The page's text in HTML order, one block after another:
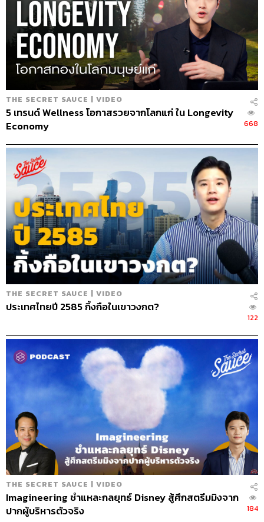
16.08
แนวคิดในการแตกไลน์
เริ่มตั้งแต่การตั้งชื่อวงใน คิดเลยว่าไม่ควรตั้งชื่อที่สื่อถึง
อาหารเกินไปเพราะในอนาคตอาจจะมีการรีวิวอย่างอื่น
ด้วย อย่างเว็บไซต์ที่เป็นแรงบันดาลใจ อย่าง
Tripadvisor หรือ Yelp เขารีวิวหลายอย่าง อาหาร
คลินิก ร้านตัดขนแมว มีหมดเลย ก็มองว่าอีกหน่อยจะ
ทำแบบนี้บ้าง
มองจากโอกาสที่มีตลาด คู่แข่ง การเติบโต คุณยอดเห็น
ว่า beauty กับ travel น่าสนใจ travel มันใหญ่กว่าเยอะ
เลย แต่ไม่ได้โตเร็วเท่า beauty แถมคู่แข่งของ travel
เยอะมาก เป็น red ocean ฉลามเยอะ กลับมาที่ความดี
สะสม เว็บไซต์ที่ดีอยู่แล้วเยอะเลย เลยตัดสินใจไปที่
beauty
ส่วน cooking มีลูกค้าขอมาว่า วงในทำสูตรอาหารด้วย
สิ พอลองทำ ปรากฏว่ามันฮิตแบบล้านวิวอย่างต่อเนื่อง
ก็เริ่มมารีเสิร์ชอย่างจริงจัง ถึงรู้ว่าคนเสิร์ชหาสูตรทำ
อาหารเยอะมาก เมนูข้าวมันไก่ ผัดไทย มันยังไม่มีที่ดีๆ
คุณภาพก็ยังไม่ได้ถูกจัดอันดับขนาดนั้น
เรื่อง Line Man ต้องยกความดีให้ Line โอกาสนี้พลาด
ไม่ได้ ธุรกิจส่งอาหารยังน้อยอยู่มาก ถือเป็นการตัดสิน
ใจที่ดีมาก ผลตอบรับดีมาก
Alipay คนจีนเข้ามาเมืองไทยเยอะ เรื่องการใช้โมบายล์
เพย์เมนต์น่าจะเข้าไทยในไม่ช้า เพราะจีนนำไปก่อน
แล้ว
24.08
เทคนิคทำให้จำนวนผู้ใช้เติบโต
การบริหารและตั้งเป้าหมายให้ทีม คุณยอดเป็นวิศวกร
มาก่อน จะบ้าเรื่องตัวเลข ทุกอย่างที่ทำจะพยายามวัด
อิมแพกต์
คุณยอดเรียกทีมมาร์เก็ตติ้งว่าทีม Growth สมมติทีมจ่าย
เงินไปเท่านี้ แล้วผลมันกลับมาเท่าไร ต้องวัดออกมาให้
ได้เราไม่ได้อยากเป็นการตลาดทั่วไปที่ทำมาร์เก็ตติ้ง
ทำแคมเปญ ทำ commercial ad สิ่งที่ทำน่าจะ
contribute ทุก
growth คือผู้ใช้ คือรีวิว สิ่งที่
THE SECRET SAUCE | VIDEO
5 เทรนด์ Wellness โอกาสรวยจากโลกแก่ ใน Longevity
Economy
668
THE SECRET SAUCE | VIDEO
ประเทศไทยปี 2585 กิ้งกือในเขาวงกต?
122
THE SECRET SAUCE | VIDEO
Imagineering ชำแหละกลยุทธ์ Disney สู้ศึกสตรีมมิงจาก
ปากผู้บริหารตัวจริง
184